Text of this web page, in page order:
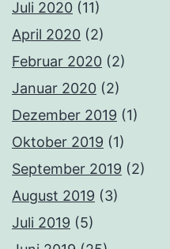
Juli 2020 (11)
April 2020 (2)
Februar 2020 (2)
Januar 2020 (2)
Dezember 2019 (1)
Oktober 2019 (1)
September 2019 (2)
August 2019 (3)
Juli 2019 (5)